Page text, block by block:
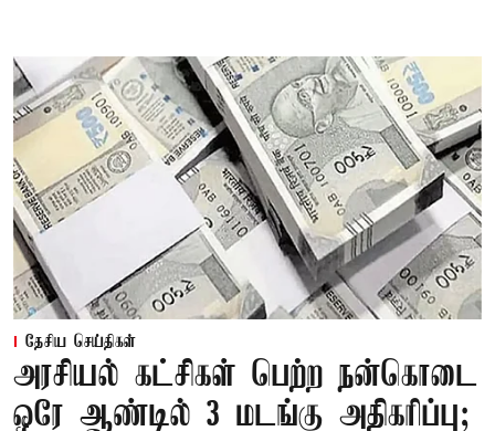
தேசிய செய்திகள்
அரசியல் கட்சிகள் பெற்ற நன்கொடை
ஒரே ஆண்டில் 3 மடங்கு அதிகரிப்பு;